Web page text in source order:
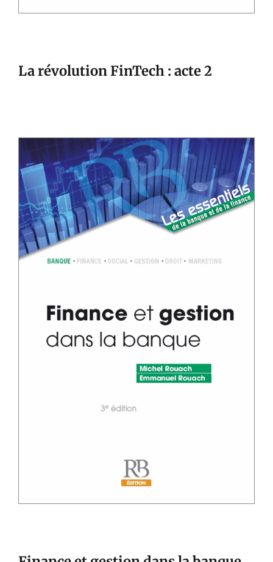
La révolution FinTech : acte 2